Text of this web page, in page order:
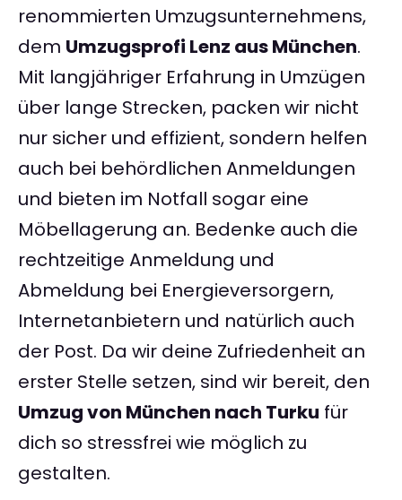
renommierten Umzugsunternehmens,
dem Umzugsprofi Lenz aus München.
Mit langjähriger Erfahrung in Umzügen
über lange Strecken, packen wir nicht
nur sicher und effizient, sondern helfen
auch bei behördlichen Anmeldungen
und bieten im Notfall sogar eine
Möbellagerung an. Bedenke auch die
rechtzeitige Anmeldung und
Abmeldung bei Energieversorgern,
Internetanbietern und natürlich auch
der Post. Da wir deine Zufriedenheit an
erster Stelle setzen, sind wir bereit, den
Umzug von München nach Turku für
dich so stressfrei wie möglich zu
gestalten.